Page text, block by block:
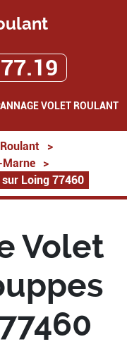
VOLET ROULANT
>
Marne
>
Loing 77460
Volet